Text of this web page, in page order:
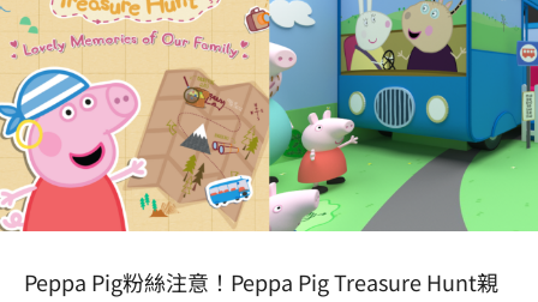
Peppa Pig粉絲注意！Peppa Pig Treasure Hunt親